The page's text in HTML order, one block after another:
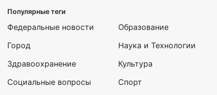
Популярные теги
Федеральные новости
Город
Здравоохранение
Социальные вопросы
Образование
Наука и Технологии
Культура
Спорт